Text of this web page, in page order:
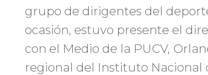
grupo de dirigentes del
ocasión, estuvo presente el
con el Medio de la PUCV,
regional del Instituto Nacional